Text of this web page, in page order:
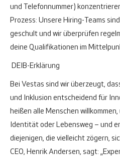
und Telefonnummer)
Prozess: Unsere Hiring-Teams
geschult und wir überprüfen
deine Qualifikationen im
DEIB-Erklärung
Bei Vestas sind wir überzeugt,
und Inklusion entscheidend für
heißen alle Menschen
Identität oder Lebensweg – und
diejenigen, die vielleicht zögern,
CEO, Henrik Andersen, sagt: